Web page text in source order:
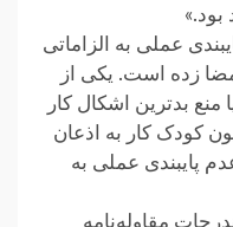
بود.»
عملی به الزاماتی
زده است. یکی از
آنها مقاوله‌نامه «۱۸۲» یا منع بدترین اشکال کار
وجود حداقل ۳ میلیون کودک کار به اذعان
پایبندی عملی به
مقاوله‌نامه